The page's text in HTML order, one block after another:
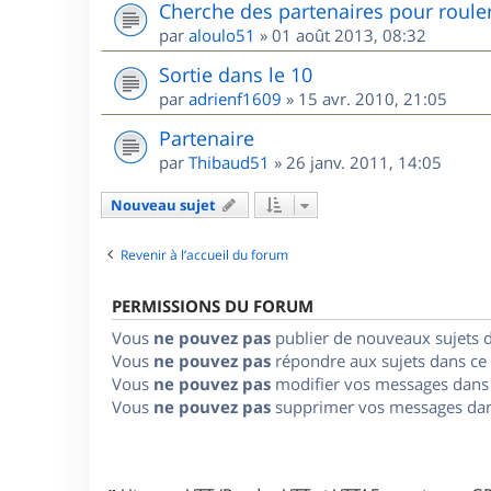
Cherche des partenaires pour
par aloulo51 » 01 août 2013, 08:32
Sortie dans le 10
par adrienf1609 » 15 avr. 2010, 21:05
Partenaire
par Thibaud51 » 26 janv. 2011, 14:05
Nouveau sujet
Revenir à l’accueil du forum
PERMISSIONS DU FORUM
Vous ne pouvez pas publier de nouveaux sujets
Vous ne pouvez pas répondre aux sujets dans
Vous ne pouvez pas modifier vos messages
Vous ne pouvez pas supprimer vos messages